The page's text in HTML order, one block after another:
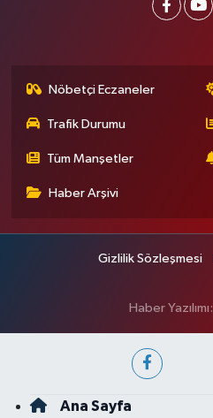
Nöbetçi Eczaneler
Trafik Durumu
Tüm Manşetler
Haber Arşivi
Gizlilik Sözleşmesi
Haber Yazılımı:
Ana Sayfa